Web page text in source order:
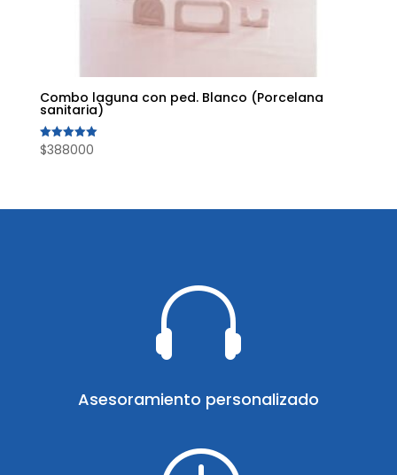
Combo laguna con ped. Blanco (Porcelana
sanitaria)
Valorado
con
$388000

Asesoramiento personalizado